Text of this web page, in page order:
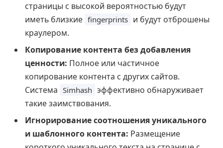
страницы с высокой вероятностью будут
иметь близкие fingerprints и будут отброшены
краулером.
Копирование контента без добавления
ценности: Полное или частичное
копирование контента с других сайтов.
Система Simhash эффективно обнаруживает
такие заимствования.
Игнорирование соотношения уникального
и шаблонного контента: Размещение